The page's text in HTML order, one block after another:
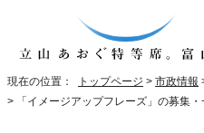
現在の位置： トップページ > 市政情報
> 「イメージアップフレーズ」の募集